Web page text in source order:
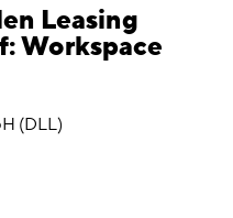
Leasing
Workspace
(DLL)